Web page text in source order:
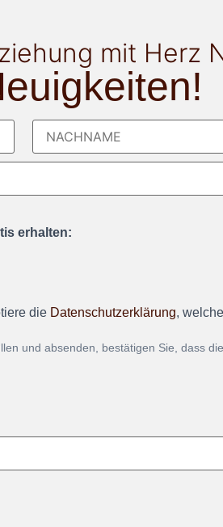
mit Herz
erhalten:
die Datenschutzerklärung,
und absenden, bestätigen Sie, dass